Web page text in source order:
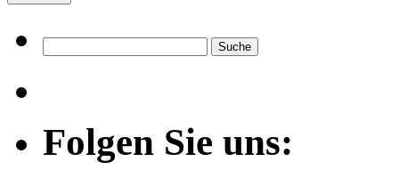
Folgen Sie uns: